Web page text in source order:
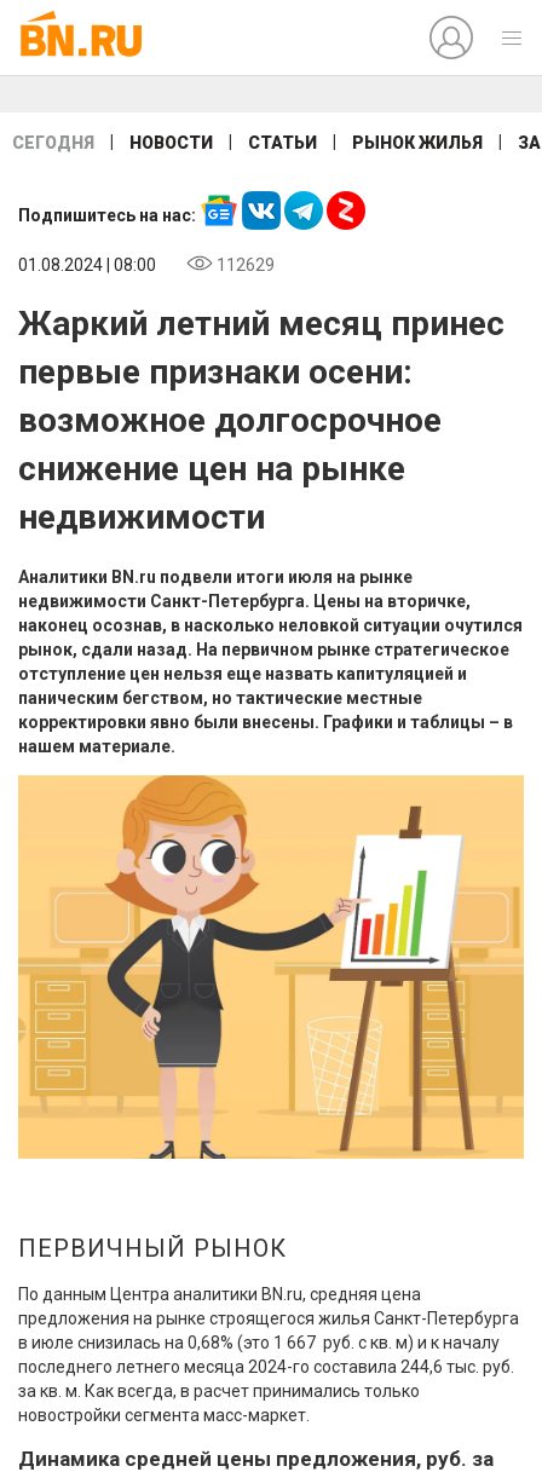
СЕГОДНЯ НОВОСТИ СТАТЬИ РЫНОК ЖИЛЬЯ
Подпишитесь на нас:
01.08.2024 | 08:00 112629
Жаркий летний месяц принес
первые признаки осени:
возможное долгосрочное
снижение цен на рынке
недвижимости
Аналитики BN.ru подвели итоги июля на рынке
недвижимости Санкт-Петербурга. Цены на вторичке,
наконец осознав, в насколько неловкой ситуации очутился
рынок, сдали назад. На первичном рынке стратегическое
отступление цен нельзя еще назвать капитуляцией и
паническим бегством, но тактические местные
корректировки явно были внесены. Графики и таблицы – в
нашем материале.
ПЕРВИЧНЫЙ РЫНОК
По данным Центра аналитики BN.ru, средняя цена
предложения на рынке строящегося жилья Санкт-Петербурга
в июле снизилась на 0,68% (это 1 667 руб. с кв. м) и к началу
последнего летнего месяца 2024-го составила 244,6 тыс. руб.
за кв. м. Как всегда, в расчет принимались только
новостройки сегмента масс-маркет.
Динамика средней цены предложения, руб. за